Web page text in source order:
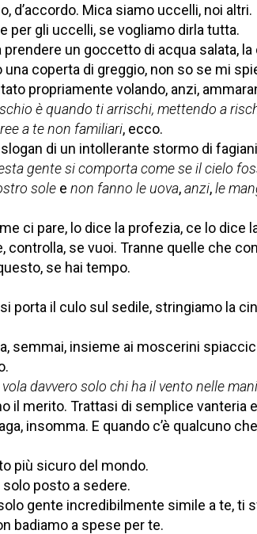
d’accordo. Mica siamo uccelli, noi altri.
per gli uccelli, se vogliamo dirla tutta.
prendere un goccetto di acqua salata,
coperta di greggio, non so se mi
propriamente volando, anzi,
è quando ti arrischi, mettendo a
a te non familiari, ecco.
slogan di un intollerante stormo di
gente si comporta come se il cielo
sole e non fanno le uova,anzi,le
ci pare, lo dice la profezia, ce lo dice
controlla, se vuoi. Tranne quelle che
se hai tempo.
porta il culo sul sedile, stringiamo la
semmai, insieme ai moscerini
vola davvero solo chi ha il vento nelle mani
il merito. Trattasi di semplice vanteria
insomma. E quando c’è qualcuno
più sicuro del mondo.
solo posto a sedere.
gente incredibilmente simile a te, ti
badiamo a spese per te.